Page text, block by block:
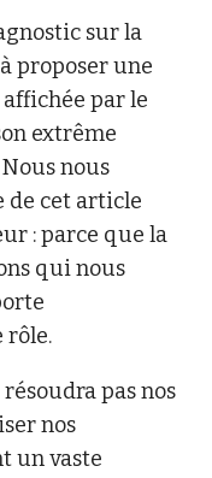
sur la
proposer une
par le
extrême
nous
de cet article
: parce que la
qui nous
rôle.
pas nos
nos
un vaste